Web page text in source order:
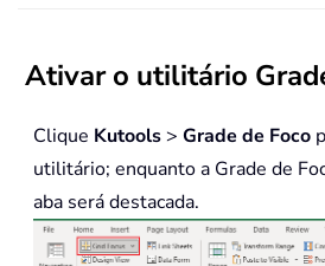
Ativar o utilitário
Clique Kutools > Grade de Foco
utilitário; enquanto a Grade de
aba será destacada.